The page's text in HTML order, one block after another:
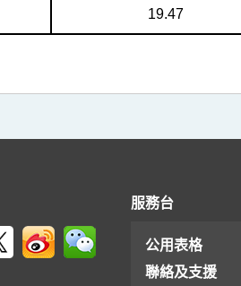
19.47
服務台
公用表格
聯絡及支援